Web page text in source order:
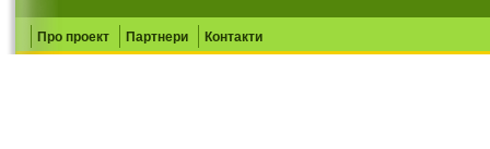
Про проект Партнери Контакти